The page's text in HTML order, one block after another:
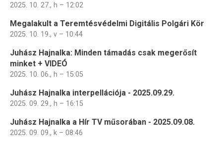
2025. 10. 27., h – 12:02
Megalakult a Teremtésvédelmi Digitális Polgári Kör
2025. 10. 19., v – 10:44
Juhász Hajnalka: Minden támadás csak megerősít
minket + VIDEÓ
2025. 10. 06., h – 15:05
Juhász Hajnalka interpellációja - 2025.09.29.
2025. 09. 29., h – 16:15
Juhász Hajnalka a Hír TV műsorában - 2025.09.08.
2025. 09. 09., k – 08:46